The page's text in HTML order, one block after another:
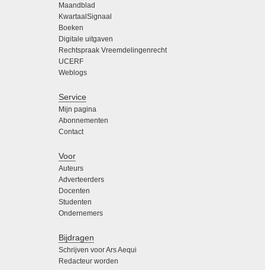
Maandblad
KwartaalSignaal
Boeken
Digitale uitgaven
Rechtspraak Vreemdelingenrecht
UCERF
Weblogs
Service
Mijn pagina
Abonnementen
Contact
Voor
Auteurs
Adverteerders
Docenten
Studenten
Ondernemers
Bijdragen
Schrijven voor Ars Aequi
Redacteur worden